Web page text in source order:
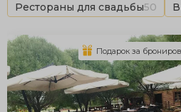
Рестораны для свадьбы50
Подарок за